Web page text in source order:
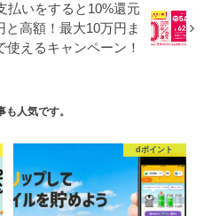
払いをすると10%還元
高額！最大10万円ま
使えるキャンペーン！
も人気です。
dポイント